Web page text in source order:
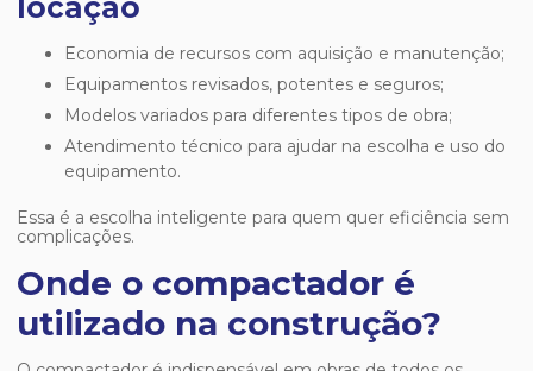
locação
Economia de recursos com aquisição e manutenção;
Equipamentos revisados, potentes e seguros;
Modelos variados para diferentes tipos de obra;
Atendimento técnico para ajudar na escolha e uso do
equipamento.
Essa é a escolha inteligente para quem quer eficiência sem
complicações.
Onde o compactador é
utilizado na construção?